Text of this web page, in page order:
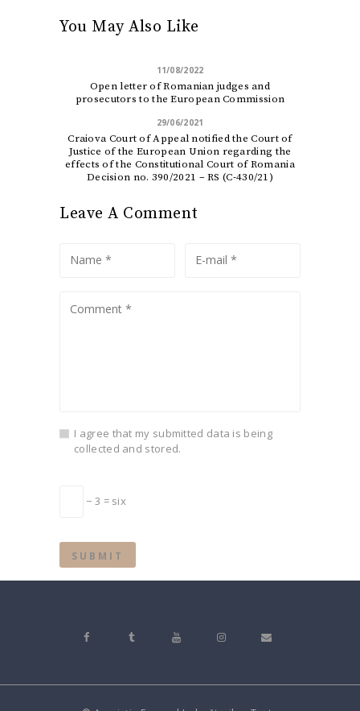
You May Also Like
11/08/2022
Open letter of Romanian judges and
prosecutors to the European Commission
29/06/2021
Craiova Court of Appeal notified the Court of
Justice of the European Union regarding the
effects of the Constitutional Court of Romania
Decision no. 390/2021 – RS (C-430/21)
Leave A Comment
I agree that my submitted data is being
collected and stored.
− 3 = six